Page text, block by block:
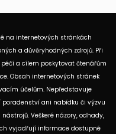
na internetových stránkách
a důvěryhodných zdrojů. Při
a cílem poskytovat čtenářům
Obsah internetových stránek
účelům. Nepředstavuje
ani nabídku či výzvu
Veškeré názory, odhady,
vyjadřují informace dostupné